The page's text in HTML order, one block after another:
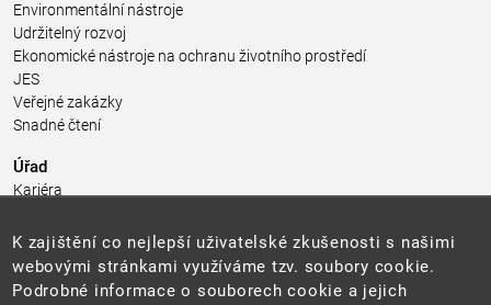
Environmentální nástroje
Udržitelný rozvoj
Ekonomické nástroje na ochranu životního prostředí
JES
Veřejné zakázky
Snadné čtení
Úřad
Kariéra
Pro média a veřejnost
Povinně zveřejňované informace
Kontakty
K zajištění co nejlepší uživatelské zkušenosti s našimi
webovými stránkami využíváme tzv. soubory cookie.
Podrobné informace o souborech cookie a jejich